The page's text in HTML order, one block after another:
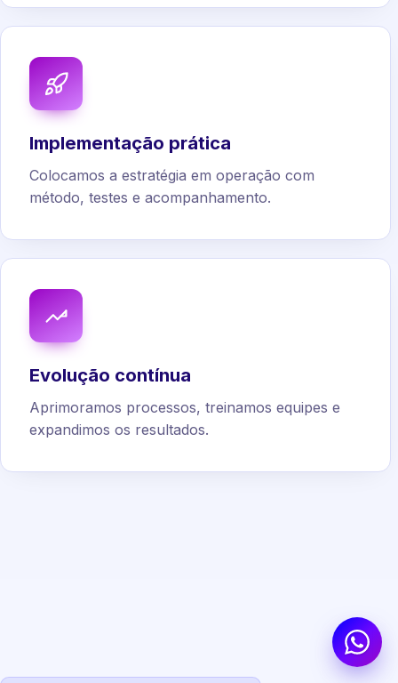
Implementação prática
Colocamos a estratégia em operação com
método, testes e acompanhamento.
Evolução contínua
Aprimoramos processos, treinamos equipes e
expandimos os resultados.